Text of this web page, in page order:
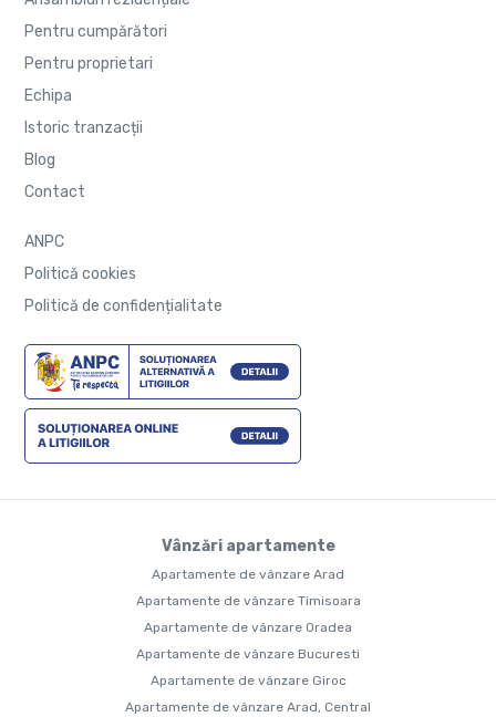
Pentru cumpărători
Pentru proprietari
Echipa
Istoric tranzacții
Blog
Contact
ANPC
Politică cookies
Politică de confidențialitate
Vânzări apartamente
Apartamente de vânzare Arad
Apartamente de vânzare Timisoara
Apartamente de vânzare Oradea
Apartamente de vânzare Bucuresti
Apartamente de vânzare Giroc
Apartamente de vânzare Arad, Central